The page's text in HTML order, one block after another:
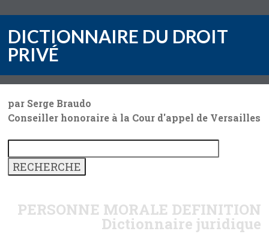
DICTIONNAIRE DU DROIT
PRIVÉ
par Serge Braudo
Conseiller honoraire à la Cour d'appel de Versailles
PERSONNE MORALE DEFINITION
Dictionnaire juridique